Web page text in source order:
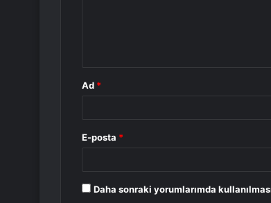
Ad *
E-posta *
Daha sonraki yorumlarımda